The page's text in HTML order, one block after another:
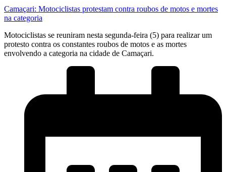
Camaçari: Motociclistas protestam contra roubos de motos e mortes
na categoria
Motociclistas se reuniram nesta segunda-feira (5) para realizar um
protesto contra os constantes roubos de motos e as mortes
envolvendo a categoria na cidade de Camaçari.